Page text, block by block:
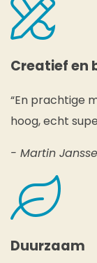
Creatief en
“En prachtige
hoog, echt
- Martin
Duurzaam